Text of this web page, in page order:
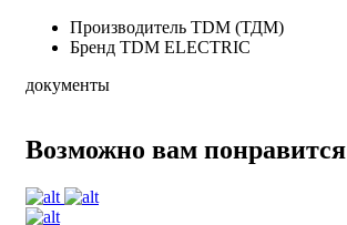
Производитель TDM (ТДМ)
Бренд TDM ELECTRIC
документы
Возможно вам понравится